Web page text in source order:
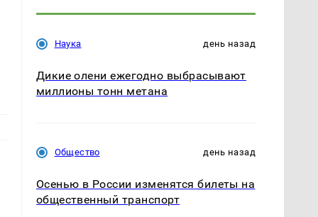
Наука день назад
Дикие олени ежегодно выбрасывают
миллионы тонн метана
Общество день назад
Осенью в России изменятся билеты на
общественный транспорт